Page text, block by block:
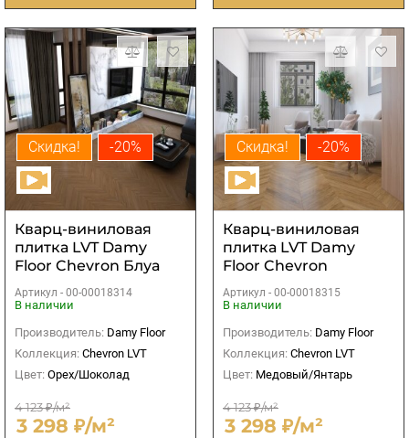
Скидка! -20%
Кварц-виниловая
плитка LVT Damy
Floor Chevron Блуа
Артикул - 00-00018314
В наличии
Производитель: Damy Floor
Коллекция: Chevron LVT
Цвет: Орех/Шоколад
4 123 ₽/м²
3 298 ₽/м²
Скидка! -20%
Кварц-виниловая
плитка LVT Damy
Floor Chevron
Монсоро
Артикул - 00-00018315
В наличии
Производитель: Damy Floor
Коллекция: Chevron LVT
Цвет: Медовый/Янтарь
4 123 ₽/м²
3 298 ₽/м²